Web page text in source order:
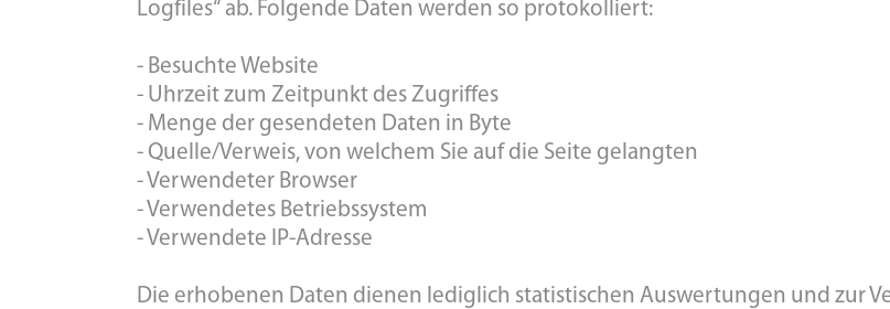
Logfiles“ ab. Folgende Daten werden so protokolliert:
- Besuchte Website
- Uhrzeit zum Zeitpunkt des Zugriffes
- Menge der gesendeten Daten in Byte
- Quelle/Verweis, von welchem Sie auf die Seite gelangten
- Verwendeter Browser
- Verwendetes Betriebssystem
- Verwendete IP-Adresse
Die erhobenen Daten dienen lediglich statistischen Auswertungen und zur